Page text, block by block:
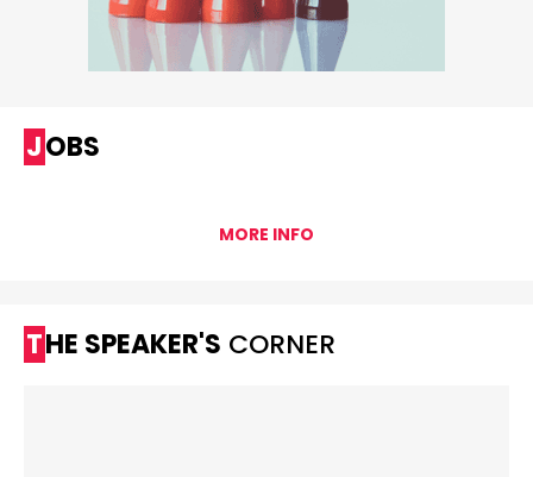
JOBS
MORE INFO
THE SPEAKER'S CORNER